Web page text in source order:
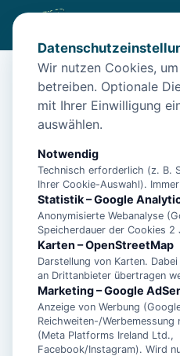
/Unterkünfte /Langeoog/
Langeoog – Ferienwohnung
Langeoog –
Hein Flint für 5
26465 Langeoog
Wir nutzen Cookies,
betreiben. Optionale
mit Ihrer Einwilligung
auswählen.
Notwendig
Technisch erforderlich (z. B.
Ihrer Cookie-Auswahl).
Statistik – Google
Anonymisierte Webanalyse
Speicherdauer der Cookies 2
Karten – OpenStreetMap
Darstellung von Karten.
an Drittanbieter übertragen
Marketing – Google
Anzeige von Werbung
Reichweiten-/Werbemessung
(Meta Platforms Ireland Ltd.,
Facebook/Instagram). Wird